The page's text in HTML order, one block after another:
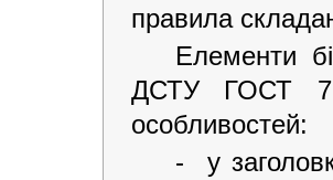
правила
Елементи
ДСТУ ГОСТ
особливостей:
- у